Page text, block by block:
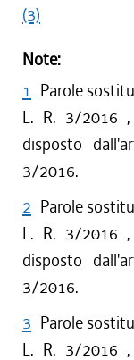
(3)
Note:
1 Parole
L. R. 3/2016
disposto
3/2016.
2 Parole
L. R. 3/2016
disposto
3/2016.
3 Parole
L. R. 3/2016